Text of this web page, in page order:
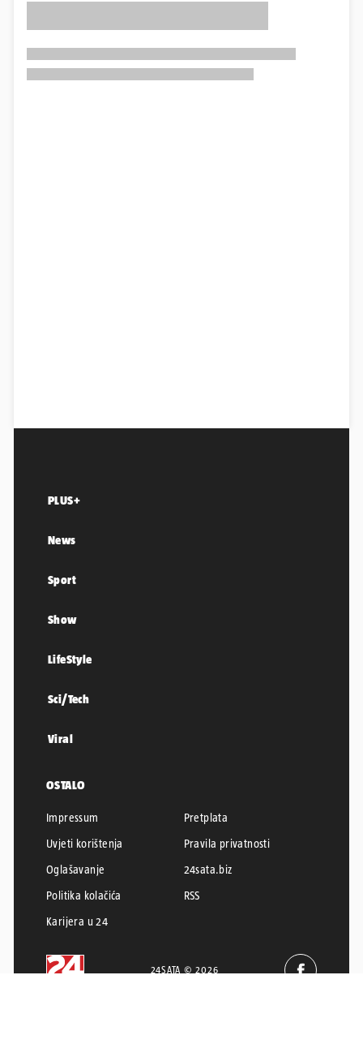
PLUS+
News
Sport
Show
LifeStyle
Sci/Tech
Viral
OSTALO
Impressum
Pretplata
Uvjeti korištenja
Pravila privatnosti
Oglašavanje
24sata.biz
Politika kolačića
RSS
Karijera u 24
24SATA © 2026